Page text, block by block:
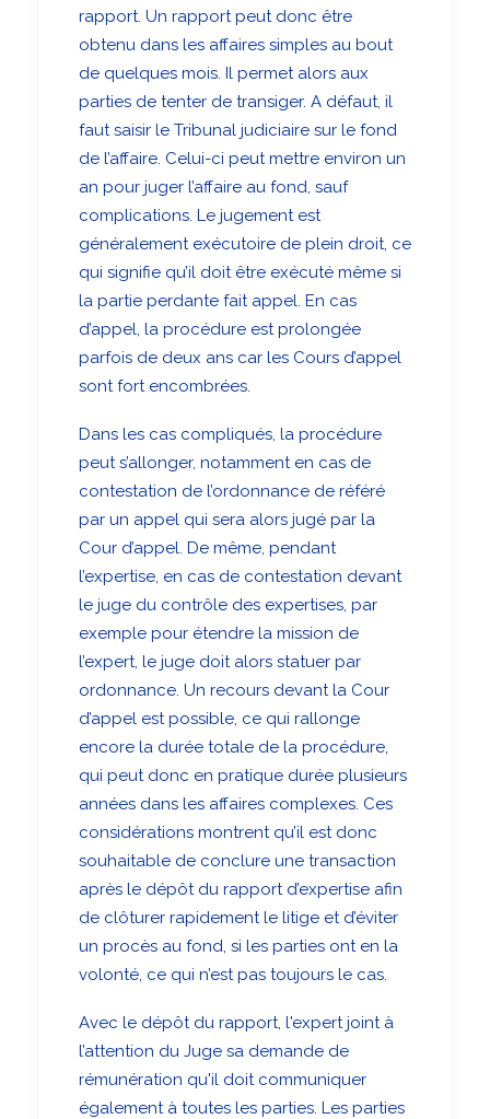
rapport. Un rapport peut donc être
obtenu dans les affaires simples au bout
de quelques mois. Il permet alors aux
parties de tenter de transiger. A défaut, il
faut saisir le Tribunal judiciaire sur le fond
de l’affaire. Celui-ci peut mettre environ un
an pour juger l’affaire au fond, sauf
complications. Le jugement est
généralement exécutoire de plein droit, ce
qui signifie qu’il doit être exécuté même si
la partie perdante fait appel. En cas
d’appel, la procédure est prolongée
parfois de deux ans car les Cours d’appel
sont fort encombrées.
Dans les cas compliqués, la procédure
peut s’allonger, notamment en cas de
contestation de l’ordonnance de référé
par un appel qui sera alors jugé par la
Cour d’appel. De même, pendant
l’expertise, en cas de contestation devant
le juge du contrôle des expertises, par
exemple pour étendre la mission de
l’expert, le juge doit alors statuer par
ordonnance. Un recours devant la Cour
d’appel est possible, ce qui rallonge
encore la durée totale de la procédure,
qui peut donc en pratique durée plusieurs
années dans les affaires complexes. Ces
considérations montrent qu’il est donc
souhaitable de conclure une transaction
après le dépôt du rapport d’expertise afin
de clôturer rapidement le litige et d’éviter
un procès au fond, si les parties ont en la
volonté, ce qui n’est pas toujours le cas.
Avec le dépôt du rapport, l'expert joint à
l’attention du Juge sa demande de
rémunération qu'il doit communiquer
également à toutes les parties. Les parties